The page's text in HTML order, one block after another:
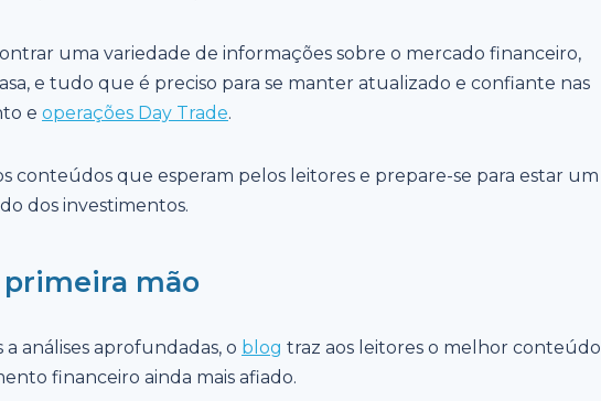
uma variedade de informações sobre o mercado financeiro,
e tudo que é preciso para se manter atualizado e confiante nas
e operações Day Trade.
conteúdos que esperam pelos leitores e prepare-se para estar um
dos investimentos.
mão
análises aprofundadas, o blog traz aos leitores o melhor conteúdo
financeiro ainda mais afiado.